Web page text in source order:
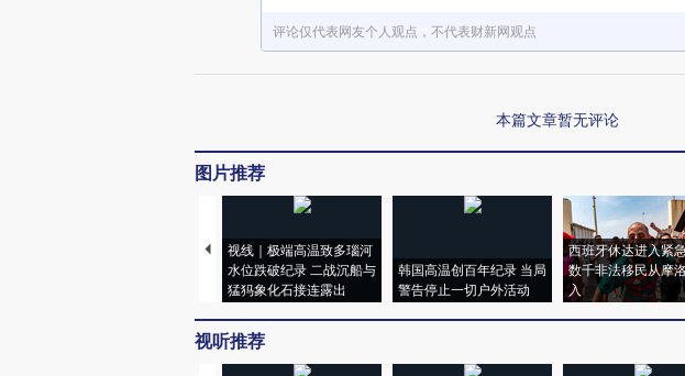
评论仅代表网友个人观点，不代表财新网观点
本篇文章暂无评论
图片推荐
视线｜极端高温致多瑙河
水位跌破纪录 二战沉船与
猛犸象化石接连露出
韩国高温创百年纪录 当局
警告停止一切户外活动
西班牙休达进入紧
数千非法移民从摩
入
视听推荐